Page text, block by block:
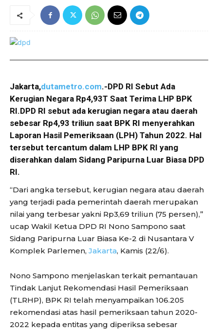
Jakarta,dutametro.com.-DPD RI Sebut Ada
Kerugian Negara Rp4,93T Saat Terima LHP BPK
RI.DPD RI sebut ada kerugian negara atau daerah
sebesar Rp4,93 triliun saat BPK RI menyerahkan
Laporan Hasil Pemeriksaan (LPH) Tahun 2022. Hal
tersebut tercantum dalam LHP BPK RI yang
diserahkan dalam Sidang Paripurna Luar Biasa DPD
RI.
“Dari angka tersebut, kerugian negara atau daerah
yang terjadi pada pemerintah daerah merupakan
nilai yang terbesar yakni Rp3,69 triliun (75 persen),”
ucap Wakil Ketua DPD RI Nono Sampono saat
Sidang Paripurna Luar Biasa Ke-2 di Nusantara V
Komplek Parlemen, Jakarta, Kamis (22/6).
Nono Sampono menjelaskan terkait pemantauan
Tindak Lanjut Rekomendasi Hasil Pemeriksaan
(TLRHP), BPK RI telah menyampaikan 106.205
rekomendasi atas hasil pemeriksaan tahun 2020-
2022 kepada entitas yang diperiksa sebesar